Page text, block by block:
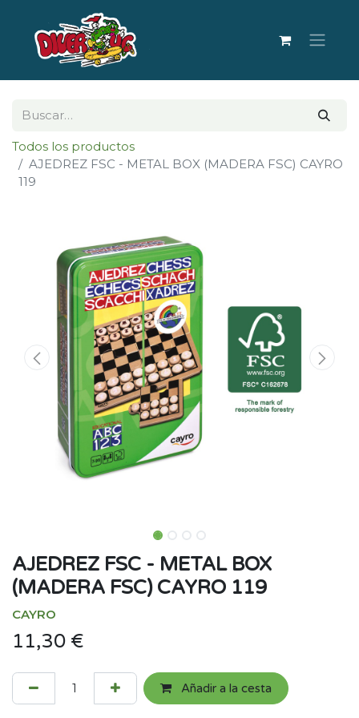
Todos los productos
AJEDREZ FSC - METAL BOX (MADERA FSC) CAYRO
119
AJEDREZ FSC - METAL BOX
(MADERA FSC) CAYRO 119
CAYRO
11,30 €
Añadir a la cesta